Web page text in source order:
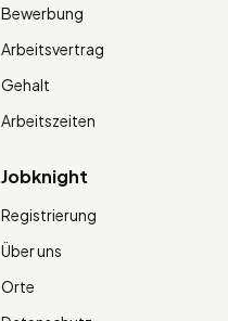
Bewerbung
Arbeitsvertrag
Gehalt
Arbeitszeiten
Jobknight
Registrierung
Über uns
Orte